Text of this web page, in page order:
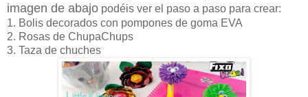
imagen de abajo podéis ver el paso a paso para crear:
1. Bolis decorados con pompones de goma EVA
2. Rosas de ChupaChups
3. Taza de chuches